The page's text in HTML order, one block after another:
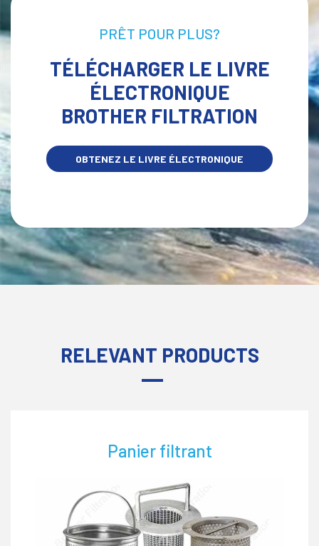
PRÊT POUR PLUS?
TÉLÉCHARGER LE LIVRE
ÉLECTRONIQUE
BROTHER FILTRATION
OBTENEZ LE LIVRE ÉLECTRONIQUE
RELEVANT PRODUCTS
Panier filtrant